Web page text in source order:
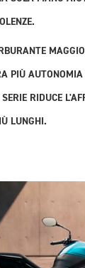
PIÙ
RIDUCE
LUNGHI.